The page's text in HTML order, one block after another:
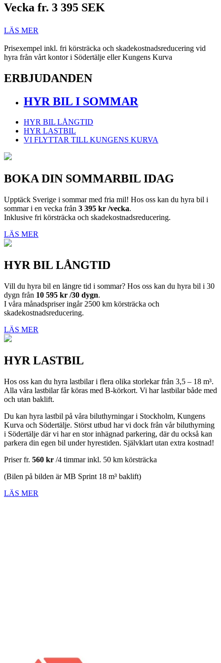
Vecka fr. 3 395 SEK
LÄS MER
Prisexempel inkl. fri körsträcka och skadekostnadsreducering vid
hyra från vårt kontor i Södertälje eller Kungens Kurva
ERBJUDANDEN
HYR BIL I SOMMAR
HYR BIL LÅNGTID
HYR LASTBIL
VI FLYTTAR TILL KUNGENS KURVA
BOKA DIN SOMMARBIL IDAG
Upptäck Sverige i sommar med fria mil! Hos oss kan du hyra bil i
sommar i en vecka från 3 395 kr /vecka.
Inklusive fri körsträcka och skadekostnadsreducering.
LÄS MER
HYR BIL LÅNGTID
Vill du hyra bil en längre tid i sommar? Hos oss kan du hyra bil i 30
dygn från 10 595 kr /30 dygn.
I våra månadspriser ingår 2500 km körsträcka och
skadekostnadsreducering.
LÄS MER
HYR LASTBIL
Hos oss kan du hyra lastbilar i flera olika storlekar från 3,5 – 18 m³.
Alla våra lastbilar får köras med B-körkort. Vi har lastbilar både med
och utan baklift.
Du kan hyra lastbil på våra biluthyrningar i Stockholm, Kungens
Kurva och Södertälje. Störst utbud har vi dock från vår biluthyrning
i Södertälje där vi har en stor inhägnad parkering, där du också kan
parkera din egen bil under hyrestiden. Självklart utan extra kostnad!
Priser fr. 560 kr /4 timmar inkl. 50 km körsträcka
(Bilen på bilden är MB Sprint 18 m³ baklift)
LÄS MER